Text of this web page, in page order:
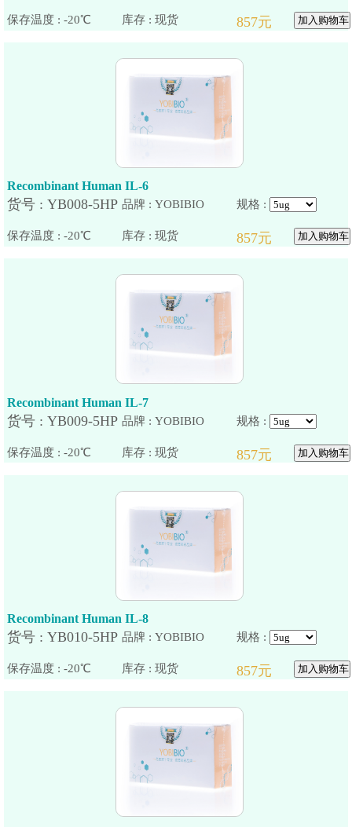
保存温度 : -20℃
Recombinant Human IL-6
品牌 : YOBIBIO 规格 :
保存温度 : -20℃
Recombinant Human IL-7
品牌 : YOBIBIO 规格 :
保存温度 : -20℃
Recombinant Human IL-8
品牌 : YOBIBIO 规格 :
保存温度 : -20℃